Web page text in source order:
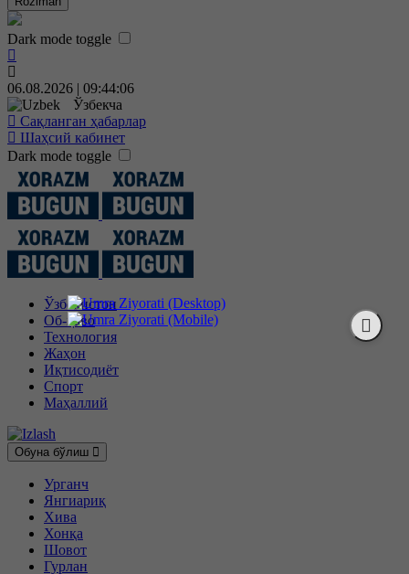
Dark mode toggle
06.08.2026 | 09:44:07
Ўзбекча
Сақланган ҳабарлар
Шаҳсий кабинет
Dark mode toggle
Ўзбекистон
Об-ҳаво
Технология
Жаҳон
Иқтисодиёт
Спорт
Маҳаллий
Обуна бўлиш
Урганч
Янгиариқ
Хива
Хонқа
Шовот
Гурлан